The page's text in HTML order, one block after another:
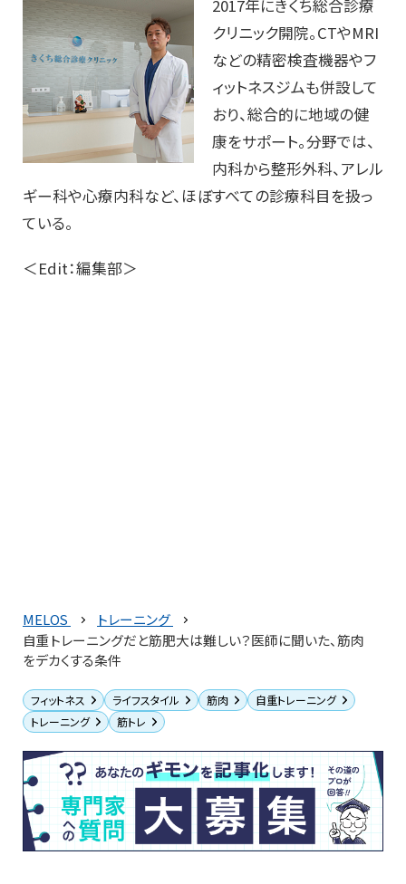
2017年にきくち総合診療
クリニック開院。CTやMRI
などの精密検査機器やフ
ィットネスジムも併設して
おり、総合的に地域の健
康をサポート。分野では、
内科から整形外科、アレル
ギー科や心療内科など、ほぼすべての診療科目を扱っ
ている。
＜Edit：編集部＞
MELOS
トレーニング
自重トレーニングだと筋肥大は難しい？医師に聞いた、筋肉
をデカくする条件
フィットネス ライフスタイル 筋肉
自重トレーニング
トレーニング
筋トレ